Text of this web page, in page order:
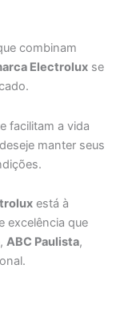
combinam
Electrolux se
facilitam a vida
manter seus
está à
excelência que
,ABC Paulista,